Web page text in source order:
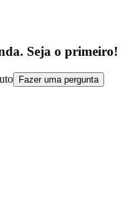
Seja o primeiro!
Fazer uma pergunta